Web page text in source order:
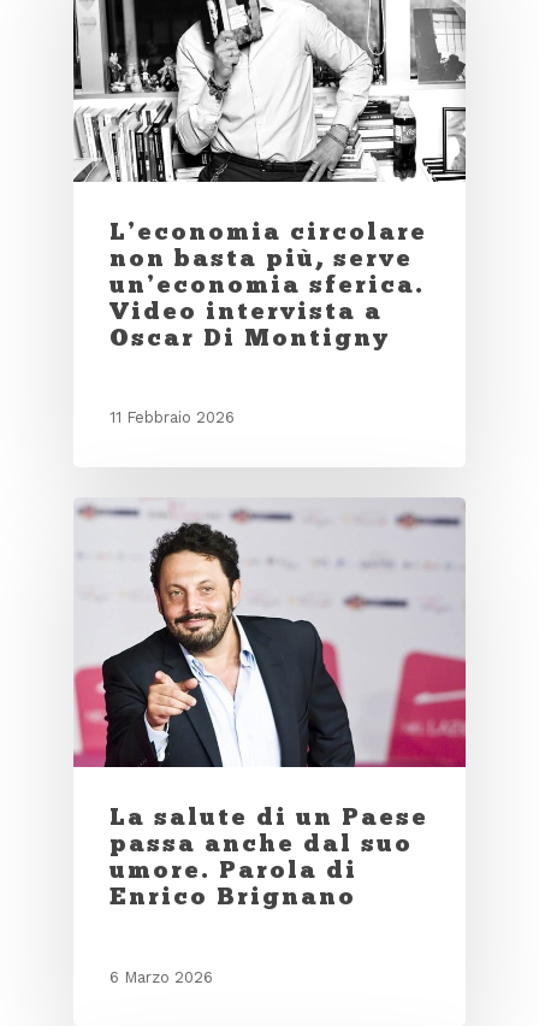
L’economia circolare
non basta più, serve
un’economia sferica.
Video intervista a
Oscar Di Montigny
11 Febbraio 2026
La salute di un Paese
passa anche dal suo
umore. Parola di
Enrico Brignano
6 Marzo 2026